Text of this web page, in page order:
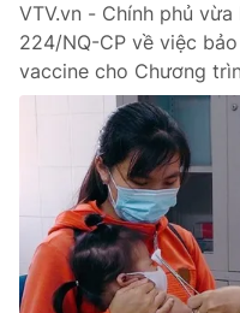
VTV.vn - Chính phủ
224/NQ-CP về việc
vaccine cho Chương